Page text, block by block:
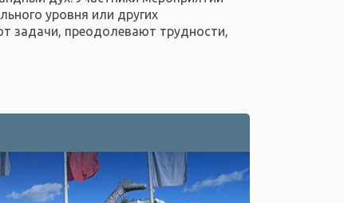
уровня или других
задачи, преодолевают трудности,